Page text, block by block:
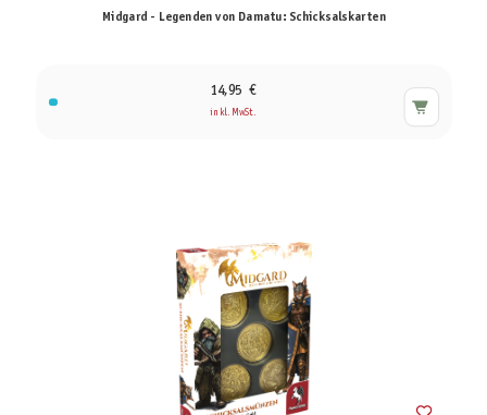
Midgard - Legenden von Damatu: Schicksalskarten
14,95 €
inkl. MwSt.